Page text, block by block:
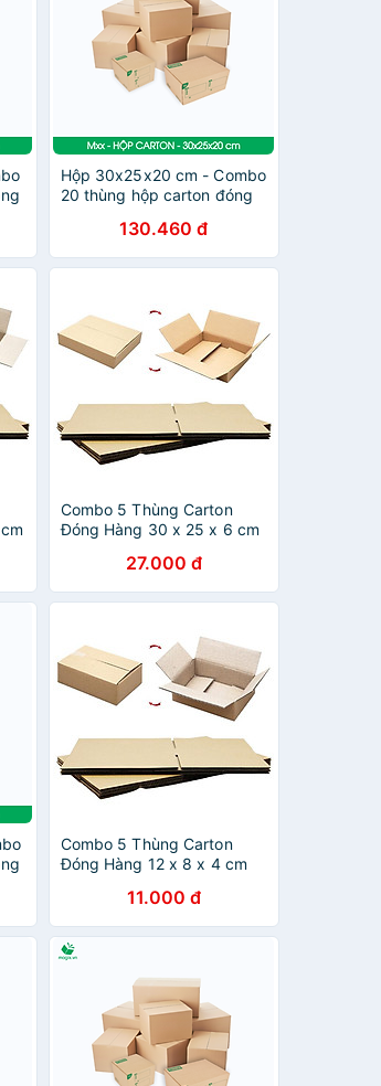
Hộp 30x25x20 cm - Combo
20 thùng hộp carton đóng
130.460 đ
Combo 5 Thùng Carton
Đóng Hàng 30 x 25 x 6 cm
27.000 đ
Combo 5 Thùng Carton
Đóng Hàng 12 x 8 x 4 cm
11.000 đ